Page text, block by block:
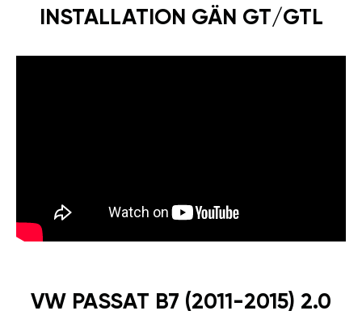
INSTALLATION GÄN GT/GTL
VW PASSAT B7 (2011-2015) 2.0